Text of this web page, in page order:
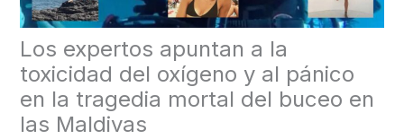
Los expertos apuntan a la
toxicidad del oxígeno y al pánico
en la tragedia mortal del buceo en
las Maldivas